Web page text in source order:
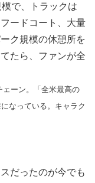
で、トラックは
ードコート、大量
ク規模の休憩所を
たら、ファンが全
ーン。「全米最高の
なっている。キャラク
だったのが今でも